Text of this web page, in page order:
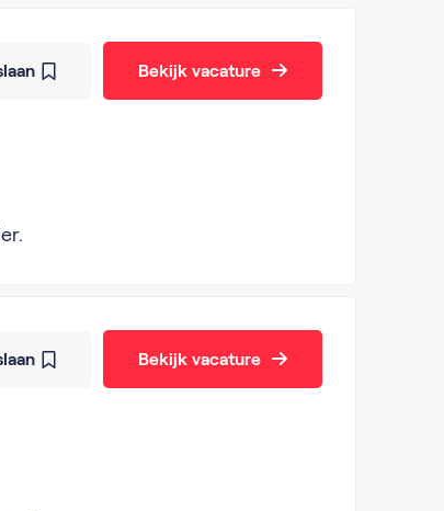
Bekijk vacature
Bekijk vacature